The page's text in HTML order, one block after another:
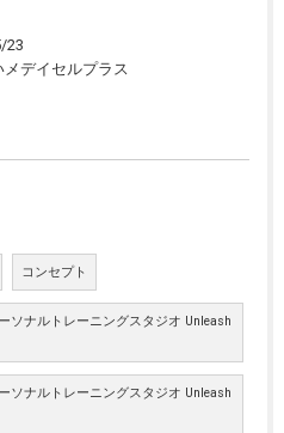
23
メデイセルプラス
コンセプト
ソナルトレーニングスタジオ Unleash
ソナルトレーニングスタジオ Unleash